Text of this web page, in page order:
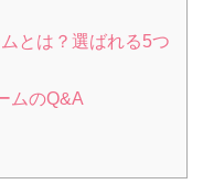
とは？選ばれる5つ
ムのQ&A